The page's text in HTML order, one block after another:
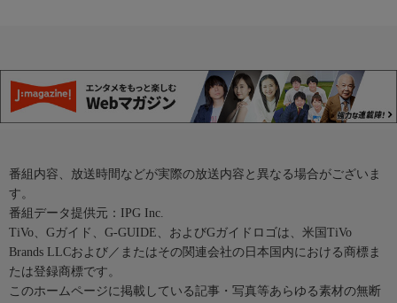
番組内容、放送時間などが実際の放送内容と異なる場合がございま
す。
番組データ提供元：IPG Inc.
TiVo、Gガイド、G-GUIDE、およびGガイドロゴは、米国TiVo
Brands LLCおよび／またはその関連会社の日本国内における商標ま
たは登録商標です。
このホームページに掲載している記事・写真等あらゆる素材の無断